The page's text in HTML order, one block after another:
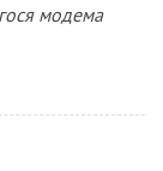
модема